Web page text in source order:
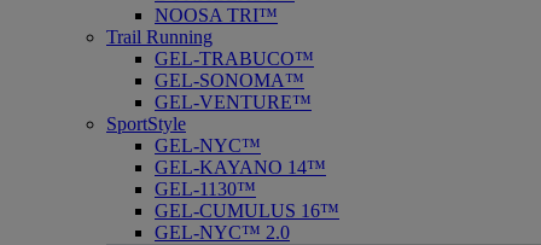
NOOSA TRI™
Trail Running
GEL-TRABUCO™
GEL-SONOMA™
GEL-VENTURE™
SportStyle
GEL-NYC™
GEL-KAYANO 14™
GEL-1130™
GEL-CUMULUS 16™
GEL-NYC™ 2.0